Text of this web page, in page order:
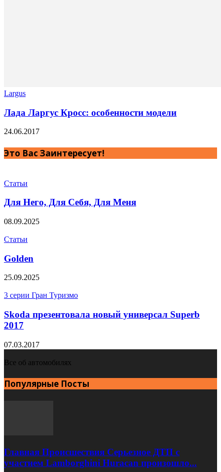
Largus
Лада Ларгус Кросс: особенности модели
24.06.2017
Это Вас Заинтересует!
Статьи
Для Него, Для Себя, Для Меня
08.09.2025
Статьи
Golden
25.09.2025
3 серии Гран Туризмо
Skoda презентовала новый универсал Superb
2017
07.03.2017
Все об автомобилях
Популярные Посты
Главная Происшествия Серьезное ДТП с
участием Lamborghini Huracan произошло...